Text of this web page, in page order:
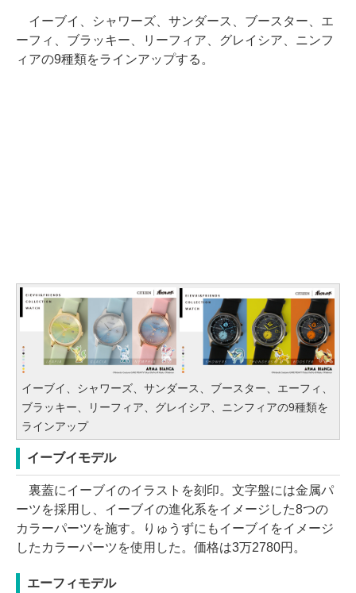
イーブイ、シャワーズ、サンダース、ブースター、エ
ーフィ、ブラッキー、リーフィア、グレイシア、ニンフ
ィアの9種類をラインアップする。
イーブイ、シャワーズ、サンダース、ブースター、エーフィ、
ブラッキー、リーフィア、グレイシア、ニンフィアの9種類を
ラインアップ
イーブイモデル
裏蓋にイーブイのイラストを刻印。文字盤には金属パ
ーツを採用し、イーブイの進化系をイメージした8つの
カラーパーツを施す。りゅうずにもイーブイをイメージ
したカラーパーツを使用した。価格は3万2780円。
エーフィモデル